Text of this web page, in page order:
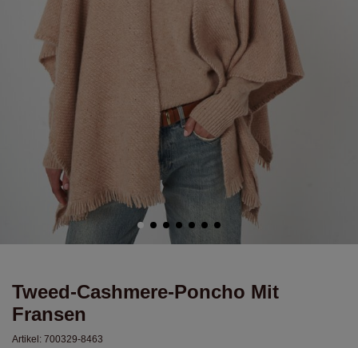
Tweed-Cashmere-Poncho Mit
Fransen
Artikel: 700329-8463